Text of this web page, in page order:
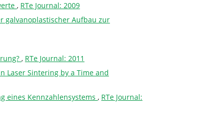
, RTe Journal: 2009
galvanoplastischer Aufbau zur
, RTe Journal: 2011
Laser Sintering by a Time and
eines Kennzahlensystems, RTe Journal: